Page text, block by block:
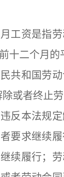
资是指劳
十二个月的
和国劳动
或者终止
反本法规
要求继续履
续履行；